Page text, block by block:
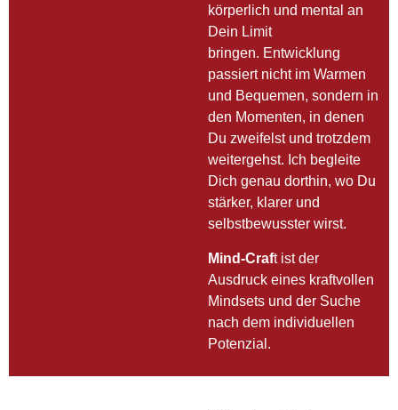
körperlich und mental an
Dein Limit
bringen. Entwicklung
passiert nicht im Warmen
und Bequemen, sondern in
den Momenten, in denen
Du zweifelst und trotzdem
weitergehst. Ich begleite
Dich genau dorthin, wo Du
stärker, klarer und
selbstbewusster wirst.
Mind-Craft ist der
Ausdruck eines kraftvollen
Mindsets und der Suche
nach dem individuellen
Potenzial.